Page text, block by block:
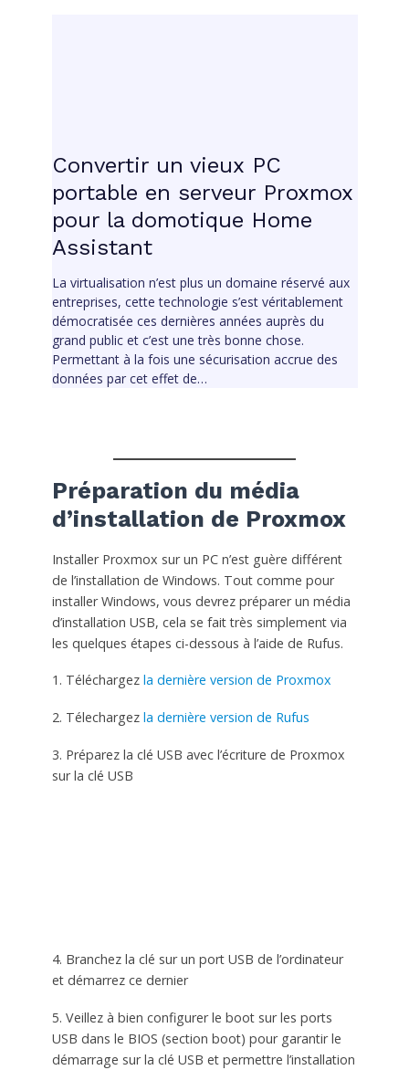
Convertir un vieux PC
portable en serveur Proxmox
pour la domotique Home
Assistant
La virtualisation n’est plus un domaine réservé aux
entreprises, cette technologie s’est véritablement
démocratisée ces dernières années auprès du
grand public et c’est une très bonne chose.
Permettant à la fois une sécurisation accrue des
données par cet effet de…
Préparation du média
d’installation de Proxmox
Installer Proxmox sur un PC n’est guère différent
de l’installation de Windows. Tout comme pour
installer Windows, vous devrez préparer un média
d’installation USB, cela se fait très simplement via
les quelques étapes ci-dessous à l’aide de Rufus.
1. Téléchargez la dernière version de Proxmox
2. Télechargez la dernière version de Rufus
3. Préparez la clé USB avec l’écriture de Proxmox
sur la clé USB
4. Branchez la clé sur un port USB de l’ordinateur
et démarrez ce dernier
5. Veillez à bien configurer le boot sur les ports
USB dans le BIOS (section boot) pour garantir le
démarrage sur la clé USB et permettre l’installation